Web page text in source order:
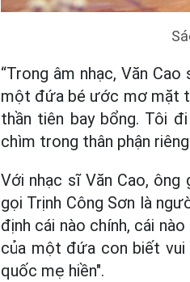
“Trong âm nhạc, Văn
một đứa bé ước mơ mặt
thần tiên bay bổng. Tôi
chìm trong thân phận riêng
Với nhạc sĩ Văn Cao,
gọi Trịnh Công Sơn là
định cái nào chính, cái
của một đứa con biết vui
quốc mẹ hiền".